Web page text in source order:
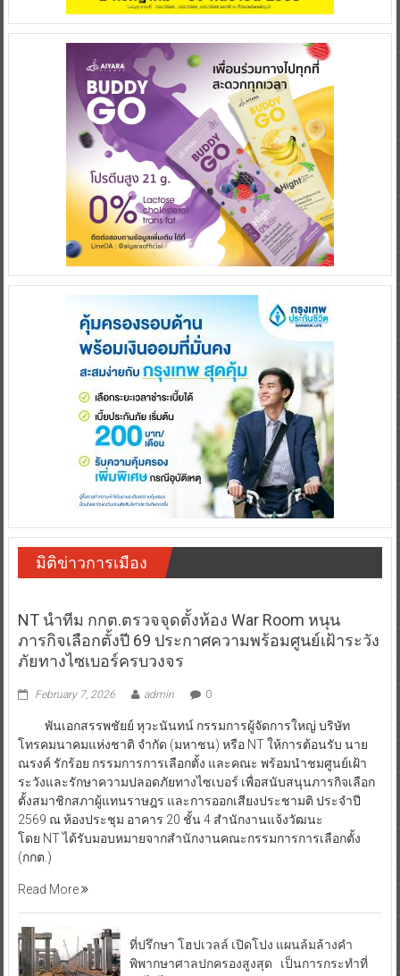
มิติข่าวการเมือง
NT นำทีม กกต.ตรวจจุดตั้งห้อง War Room หนุน
ภารกิจเลือกตั้งปี 69 ประกาศความพร้อมศูนย์เฝ้าระวัง
ภัยทางไซเบอร์ครบวงจร
February 7, 2026 admin 0
พันเอกสรรพชัยย์ หุวะนันทน์ กรรมการผู้จัดการใหญ่ บริษัท
โทรคมนาคมแห่งชาติ จำกัด (มหาชน) หรือ NT ให้การต้อนรับ นาย
ณรงค์ รักร้อย กรรมการการเลือกตั้ง และคณะ พร้อมนำชมศูนย์เฝ้า
ระวังและรักษาความปลอดภัยทางไซเบอร์ เพื่อสนับสนุนภารกิจเลือก
ตั้งสมาชิกสภาผู้แทนราษฎร และการออกเสียงประชามติ ประจำปี
2569 ณ ห้องประชุม อาคาร 20 ชั้น 4 สำนักงานแจ้งวัฒนะ
โดย NT ได้รับมอบหมายจากสำนักงานคณะกรรมการการเลือกตั้ง
(กกต.)
Read More
ที่ปรึกษา โฮปเวลล์ เปิดโปง แผนล้มล้างคำ
พิพากษาศาลปกครองสูงสุด เป็นการกระทำที่